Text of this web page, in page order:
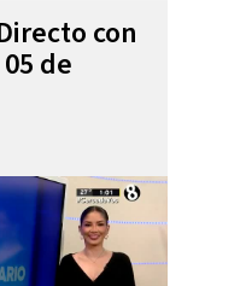
con
de